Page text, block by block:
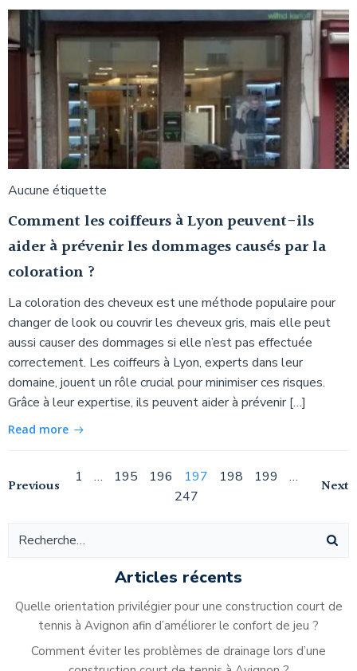
Aucune étiquette
Comment les coiffeurs à Lyon peuvent-ils
aider à prévenir les dommages causés par la
coloration ?
La coloration des cheveux est une méthode populaire pour
changer de look ou couvrir les cheveux gris, mais elle peut
aussi causer des dommages si elle n’est pas effectuée
correctement. Les coiffeurs à Lyon, experts dans leur
domaine, jouent un rôle crucial pour minimiser ces risques.
Grâce à leur expertise, ils peuvent aider à prévenir […]
Read more
Navigation
des
articles
Previous Navigation
des
articles
Page
1 … Page
195 Page
196 Page
197 Page
198 Page
199 …
247
Next
Articles récents
Quelle orientation privilégier pour une construction court de
tennis à Avignon afin d’améliorer le confort de jeu ?
Comment éviter les problèmes de drainage lors d’une